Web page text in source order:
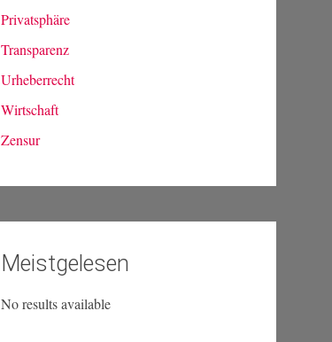
Privatsphäre
Transparenz
Urheberrecht
Wirtschaft
Zensur
Meistgelesen
No results available